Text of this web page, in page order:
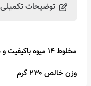
توضیحات تکمیلی
مخلوط 14 میوه باکیفیت و درجه 1
وزن خالص ۲۳۰ گرم